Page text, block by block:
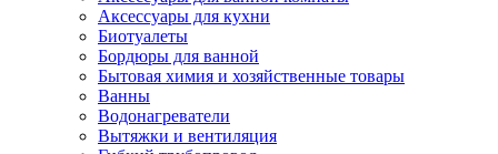
Аксессуары для кухни
Биотуалеты
Бордюры для ванной
Бытовая химия и хозяйственные товары
Ванны
Водонагреватели
Вытяжки и вентиляция